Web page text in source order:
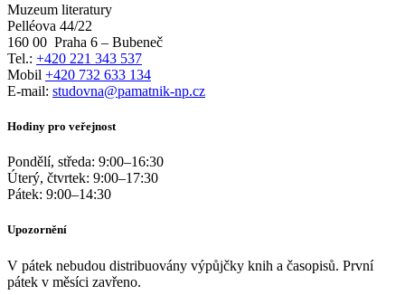
Muzeum literatury
Pelléova 44/22
160 00 Praha 6 – Bubeneč
Tel.: +420 221 343 537
Mobil +420 732 633 134
E-mail: studovna@pamatnik-np.cz
Hodiny pro veřejnost
Pondělí, středa: 9:00–16:30
Úterý, čtvrtek: 9:00–17:30
Pátek: 9:00–14:30
Upozornění
V pátek nebudou distribuovány výpůjčky knih a časopisů. První
pátek v měsíci zavřeno.